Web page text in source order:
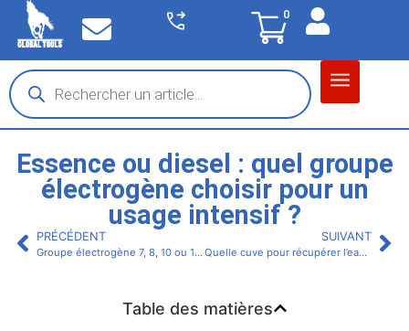
0
Essence ou diesel : quel groupe
électrogène choisir pour un
usage intensif ?
PRÉCÉDENT
Groupe électrogène 7, 8, 10 ou 15 kVA : lequel choisir selon vos besoins ?
SUIVANT
Quelle cuve pour récupérer l’eau de pluie ? Choisir le bon volume selon vos besoins
Table des matières